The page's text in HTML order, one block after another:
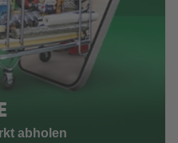
abholen